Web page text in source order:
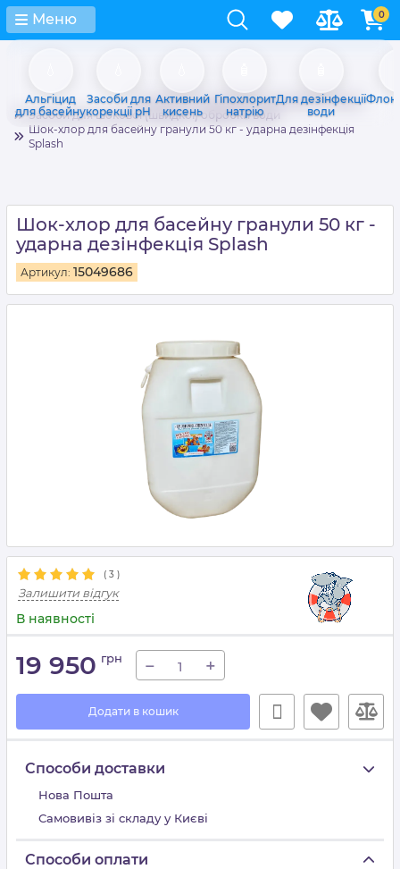
Меню 0
Альгіцид
для басейну
Засоби для
корекції pH
Активний
кисень
Гіпохлорит
натрію
Для дезінфекції
води
Головна
Засоби для дезінфекції води
Засоби для шокової (швидкої) обробки води
Шок-хлор для басейну гранули 50 кг - ударна дезінфекція
Splash
Шок-хлор для басейну гранули 50 кг -
ударна дезінфекція Splash
Артикул: 15049686
( 3 )
Залишити відгук
В наявності
19 950 грн − +
Додати в кошик
Способи доставки
Нова Пошта
Самовивіз зі складу у Києві
Способи оплати